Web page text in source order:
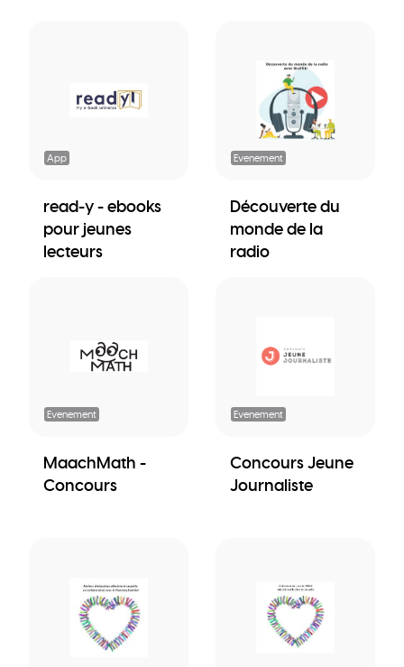
App
read-y - ebooks
pour jeunes
lecteurs
Evenement
Découverte du
monde de la
radio
Evenement
MaachMath -
Concours
Evenement
Concours Jeune
Journaliste